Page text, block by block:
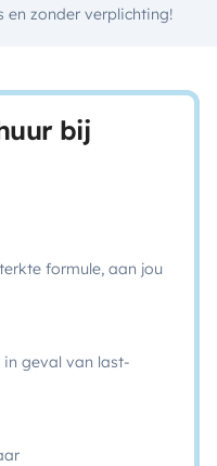
en zonder verplichting!
bij
formule, aan jou
geval van last-